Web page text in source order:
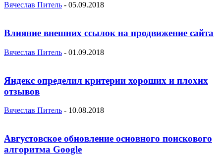
Вячеслав Питель - 05.09.2018
Влияние внешних ссылок на продвижение сайта
Вячеслав Питель - 01.09.2018
Яндекс определил критерии хороших и плохих
отзывов
Вячеслав Питель - 10.08.2018
Августовское обновление основного поискового
алгоритма Google